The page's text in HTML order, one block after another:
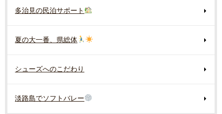
多治見の民泊サポート
夏の大一番、県総体
シューズへのこだわり
淡路島でソフトバレー